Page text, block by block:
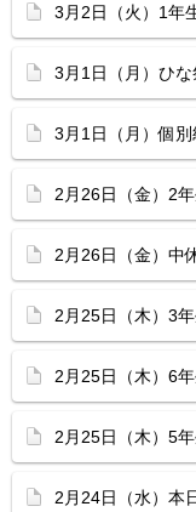
3月2日（火）1年
3月1日（月）ひ
3月1日（月）個
2月26日（金）2
2月26日（金）中
2月25日（木）3
2月25日（木）6
2月25日（木）5
2月24日（水）本